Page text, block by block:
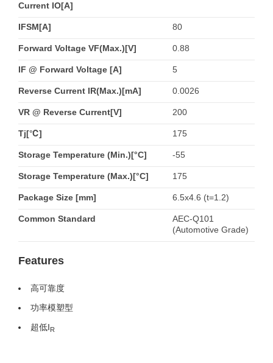
Current IO[A]
IFSM[A] 80
Forward Voltage VF(Max.)[V] 0.88
IF @ Forward Voltage [A] 5
Reverse Current IR(Max.)[mA] 0.0026
VR @ Reverse Current[V] 200
Tj[℃] 175
Storage Temperature (Min.)[°C] -55
Storage Temperature (Max.)[°C] 175
Package Size [mm] 6.5x4.6 (t=1.2)
Common Standard
AEC-Q101
(Automotive Grade)
Features
高可靠度
功率模塑型
超低IR